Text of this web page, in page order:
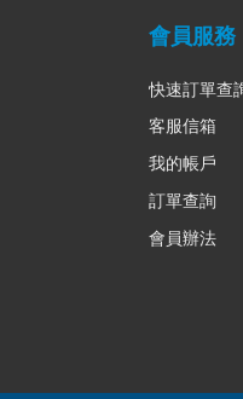
會員服務
快速訂單查
客服信箱
我的帳戶
訂單查詢
會員辦法